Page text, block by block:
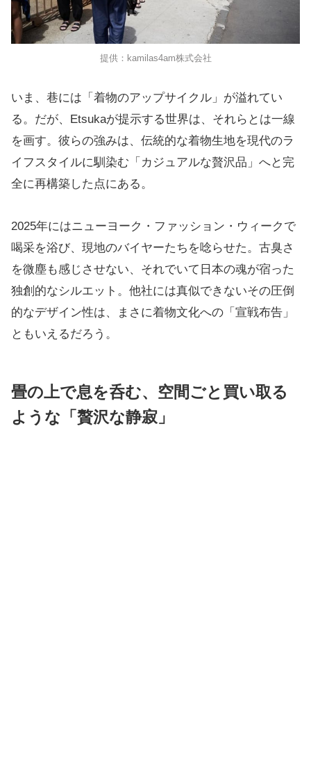
提供：kamilas4am株式会社
いま、巷には「着物のアップサイクル」が溢れてい
る。だが、Etsukaが提示する世界は、それらとは一線
を画す。彼らの強みは、伝統的な着物生地を現代のラ
イフスタイルに馴染む「カジュアルな贅沢品」へと完
全に再構築した点にある。
2025年にはニューヨーク・ファッション・ウィークで
喝采を浴び、現地のバイヤーたちを唸らせた。古臭さ
を微塵も感じさせない、それでいて日本の魂が宿った
独創的なシルエット。他社には真似できないその圧倒
的なデザイン性は、まさに着物文化への「宣戦布告」
ともいえるだろう。
畳の上で息を呑む、空間ごと買い取る
ような「贅沢な静寂」